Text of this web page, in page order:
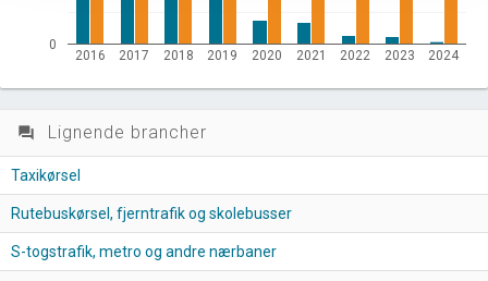
2016 2017 2018 2019 2020 2021 2022 2023 2024
0
question_answer Lignende brancher
Taxikørsel
Rutebuskørsel, fjerntrafik og skolebusser
S-togstrafik, metro og andre nærbaner